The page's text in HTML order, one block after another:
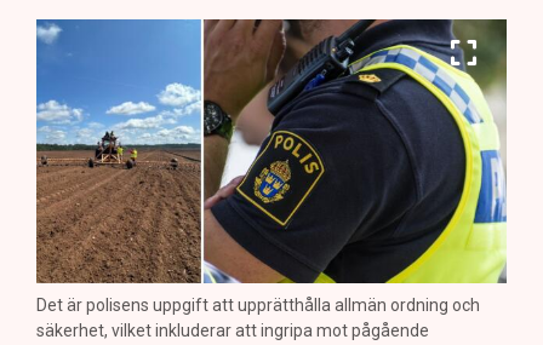
Det är polisens uppgift att upprätthålla allmän ordning och
säkerhet, vilket inkluderar att ingripa mot pågående